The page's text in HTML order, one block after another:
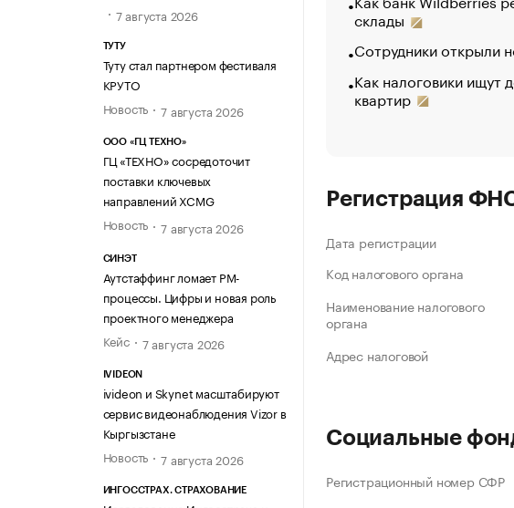
7 августа 2026
ТУТУ
Туту стал партнером фестиваля
КРУТО
Новость
7 августа 2026
ООО «ГЦ ТЕХНО»
ГЦ «ТЕХНО» сосредоточит
поставки ключевых
направлений XCMG
Новость
7 августа 2026
СИНЭТ
Аутстаффинг ломает PM-
процессы. Цифры и новая роль
проектного менеджера
Кейс
7 августа 2026
IVIDEON
ivideon и Skynet масштабируют
сервис видеонаблюдения Vizor в
Кыргызстане
Новость
7 августа 2026
ИНГОССТРАХ. СТРАХОВАНИЕ
склады
Сотрудники открыли
Как налоговики ищут
квартир
Регистрация
Дата регистрации
Код налогового органа
Наименование налогового
органа
Адрес налоговой
Социальные
Регистрационный номер СФР